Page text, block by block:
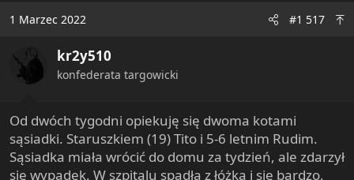
1 Marzec 2022 #1 517
kr2y510
konfederata targowicki
Od dwóch tygodni opiekuję się dwoma kotami
sąsiadki. Staruszkiem (19) Tito i 5-6 letnim Rudim.
Sąsiadka miała wrócić do domu za tydzień, ale zdarzył
się wypadek. W szpitalu spadła z łóżka i się bardzo,